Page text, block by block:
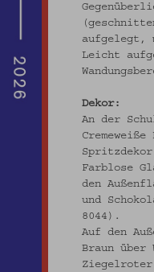
aufgelegt,
Leicht
Dekor:
An der
Farblose
den
und
8044).
Auf den
Braun
Ziegelroter